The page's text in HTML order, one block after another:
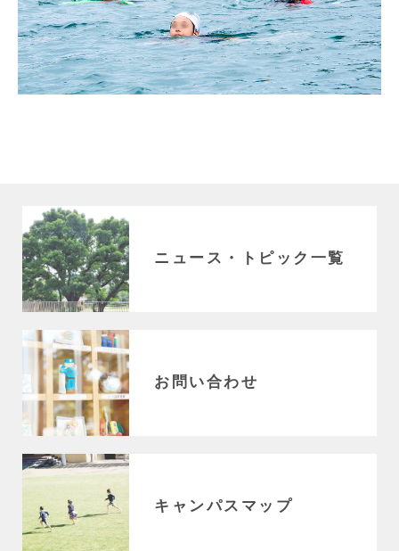
ニュース・トピック一覧
お問い合わせ
キャンパスマップ